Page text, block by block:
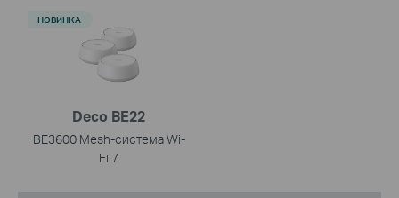
Deco BE22
BE3600 Mesh-cистема Wi-
Fi 7
НОВИНКА